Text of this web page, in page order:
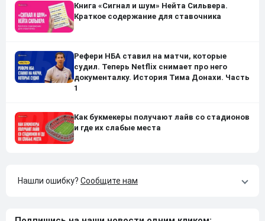
Книга «Сигнал и шум» Нейта Сильвера.
Краткое содержание для ставочника
Рефери НБА ставил на матчи, которые
судил. Теперь Netflix снимает про него
документалку. История Тима Донахи. Часть
1
Как букмекеры получают лайв со стадионов
и где их слабые места
Нашли ошибку? Сообщите нам